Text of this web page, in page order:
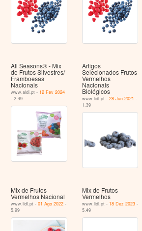
All Seasons® - Mix
de Frutos Silvestres/
Framboesas
Nacionais
www.aldi.pt - 12 Fev 2024
- 2.49
Artigos
Selecionados Frutos
Vermelhos
Nacionais
Biológicos
www.lidl.pt - 28 Jun 2021 -
1.39
Mix de Frutos
Vermelhos Nacional
www.lidl.pt -01 Ago 2022 -
5.99
Mix de Frutos
Vermelhos
www.lidl.pt - 18 Dez 2023-
5.49